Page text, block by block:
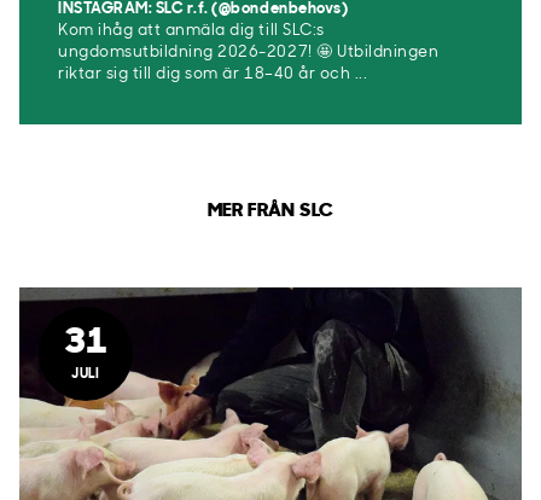
INSTAGRAM: SLC r.f. (@bondenbehovs)
Kom ihåg att anmäla dig till SLC:s
ungdomsutbildning 2026-2027! 🤩 Utbildningen
riktar sig till dig som är 18–40 år och ...
MER FRÅN SLC
31
JULI